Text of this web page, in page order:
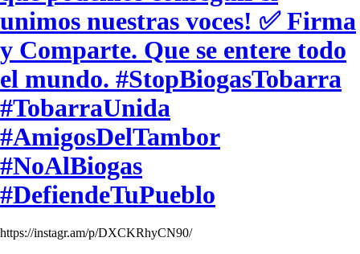
unimos nuestras voces! ✅ Firma
y Comparte. Que se entere todo
el mundo. #StopBiogasTobarra
#TobarraUnida
#AmigosDelTambor
#NoAlBiogas
#DefiendeTuPueblo
https://instagr.am/p/DXCKRhyCN90/